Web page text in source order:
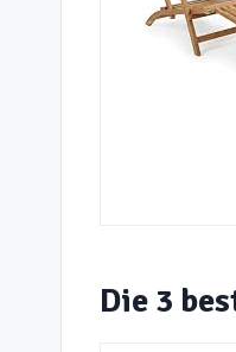
Die 3